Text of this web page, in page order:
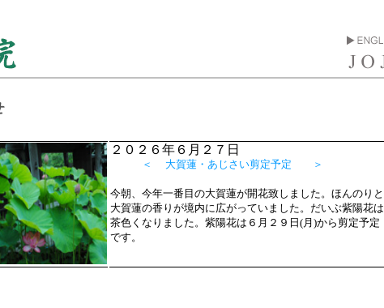
２０２６年６月２７日
＜ 大賀蓮・あじさい剪定予定 ＞
今朝、今年一番目の大賀蓮が開花致しました。ほんのりと
大賀蓮の香りが境内に広がっていました。だいぶ紫陽花は
茶色くなりました。紫陽花は６月２９日(月)から剪定予定
です。